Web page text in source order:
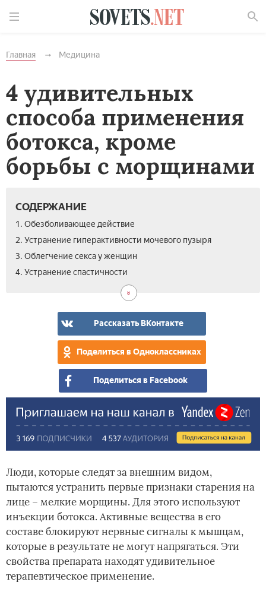
Главная Медицина
4 удивительных
способа применения
ботокса, кроме
борьбы с морщинами
СОДЕРЖАНИЕ
1. Обезболивающее действие
2. Устранение гиперактивности мочевого пузыря
3. Облегчение секса у женщин
4. Устранение спастичности
Рассказать ВКонтакте
Поделиться в Одноклассниках
Поделиться в Facebook
Люди, которые следят за внешним видом,
пытаются устранить первые признаки старения на
лице – мелкие морщины. Для этого используют
инъекции ботокса. Активные вещества в его
составе блокируют нервные сигналы к мышцам,
которые в результате не могут напрягаться. Эти
свойства препарата находят удивительное
терапевтическое применение.